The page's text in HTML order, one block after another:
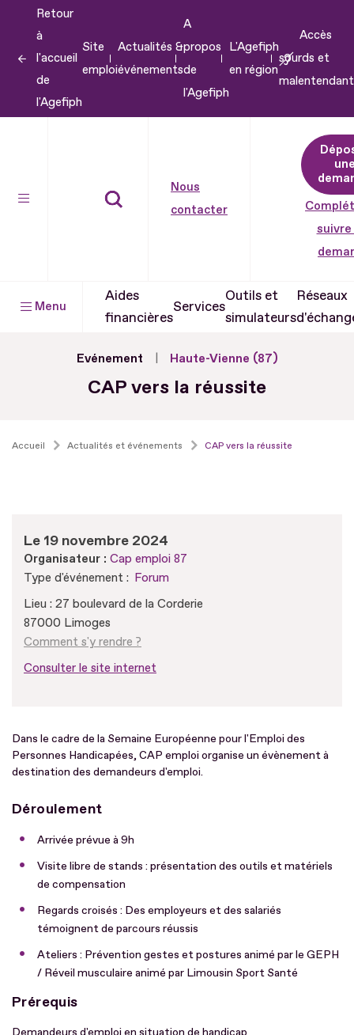
contenu
Retour
à
l'accueil
de
l'Agefiph
Site
emploi
Actualités &
événements
A
propos
de
l'Agefiph
L'Agefiph
en région
Accès
sourds et
Nous
contacter
suivre
Menu
Aides
financières
Services
Outils et
simulateurs
Réseaux
Evénement Haute-Vienne (87)
CAP vers la réussite
Accueil Actualités et événements CAP vers la réussite
Le 19 novembre 2024
Organisateur : Cap emploi 87
Type d'événement : Forum
Lieu : 27 boulevard de la Corderie
87000 Limoges
Comment s'y rendre ?
Consulter le site internet
Dans le cadre de la Semaine Européenne pour l'Emploi des
Personnes Handicapées, CAP emploi organise un évènement à
destination des demandeurs d'emploi.
Déroulement
Arrivée prévue à 9h
Visite libre de stands : présentation des outils et matériels
de compensation
Regards croisés : Des employeurs et des salariés
témoignent de parcours réussis
Ateliers : Prévention gestes et postures animé par le GEPH
/ Réveil musculaire animé par Limousin Sport Santé
Prérequis
Demandeurs d'emploi en situation de handicap